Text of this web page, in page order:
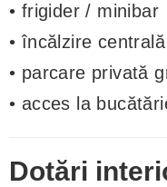
• frigider / minibar
• încălzire centrală
• parcare privată
• acces la
Dotări